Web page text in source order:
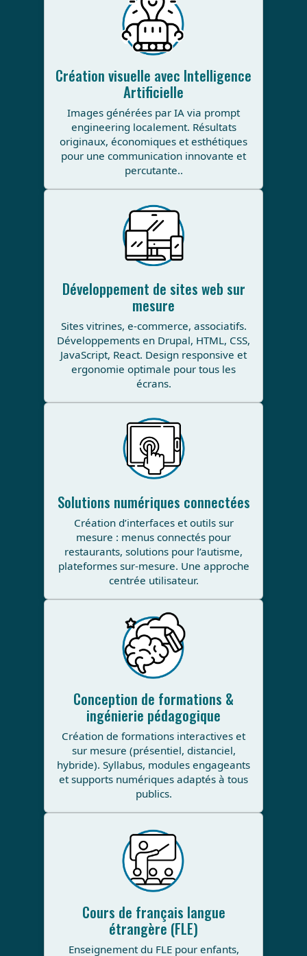
Création visuelle avec Intelligence
Artificielle
Images générées par IA via prompt
engineering localement. Résultats
originaux, économiques et esthétiques
pour une communication innovante et
percutante..
Développement de sites web sur
mesure
Sites vitrines, e-commerce, associatifs.
Développements en Drupal, HTML, CSS,
JavaScript, React. Design responsive et
ergonomie optimale pour tous les
écrans.
Solutions numériques connectées
Création d’interfaces et outils sur
mesure : menus connectés pour
restaurants, solutions pour l’autisme,
plateformes sur-mesure. Une approche
centrée utilisateur.
Conception de formations &
ingénierie pédagogique
Création de formations interactives et
sur mesure (présentiel, distanciel,
hybride). Syllabus, modules engageants
et supports numériques adaptés à tous
publics.
Cours de français langue
étrangère (FLE)
Enseignement du FLE pour enfants,